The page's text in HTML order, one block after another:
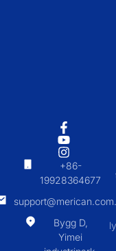
+86-
19928364677
Bygg D,
Yimei